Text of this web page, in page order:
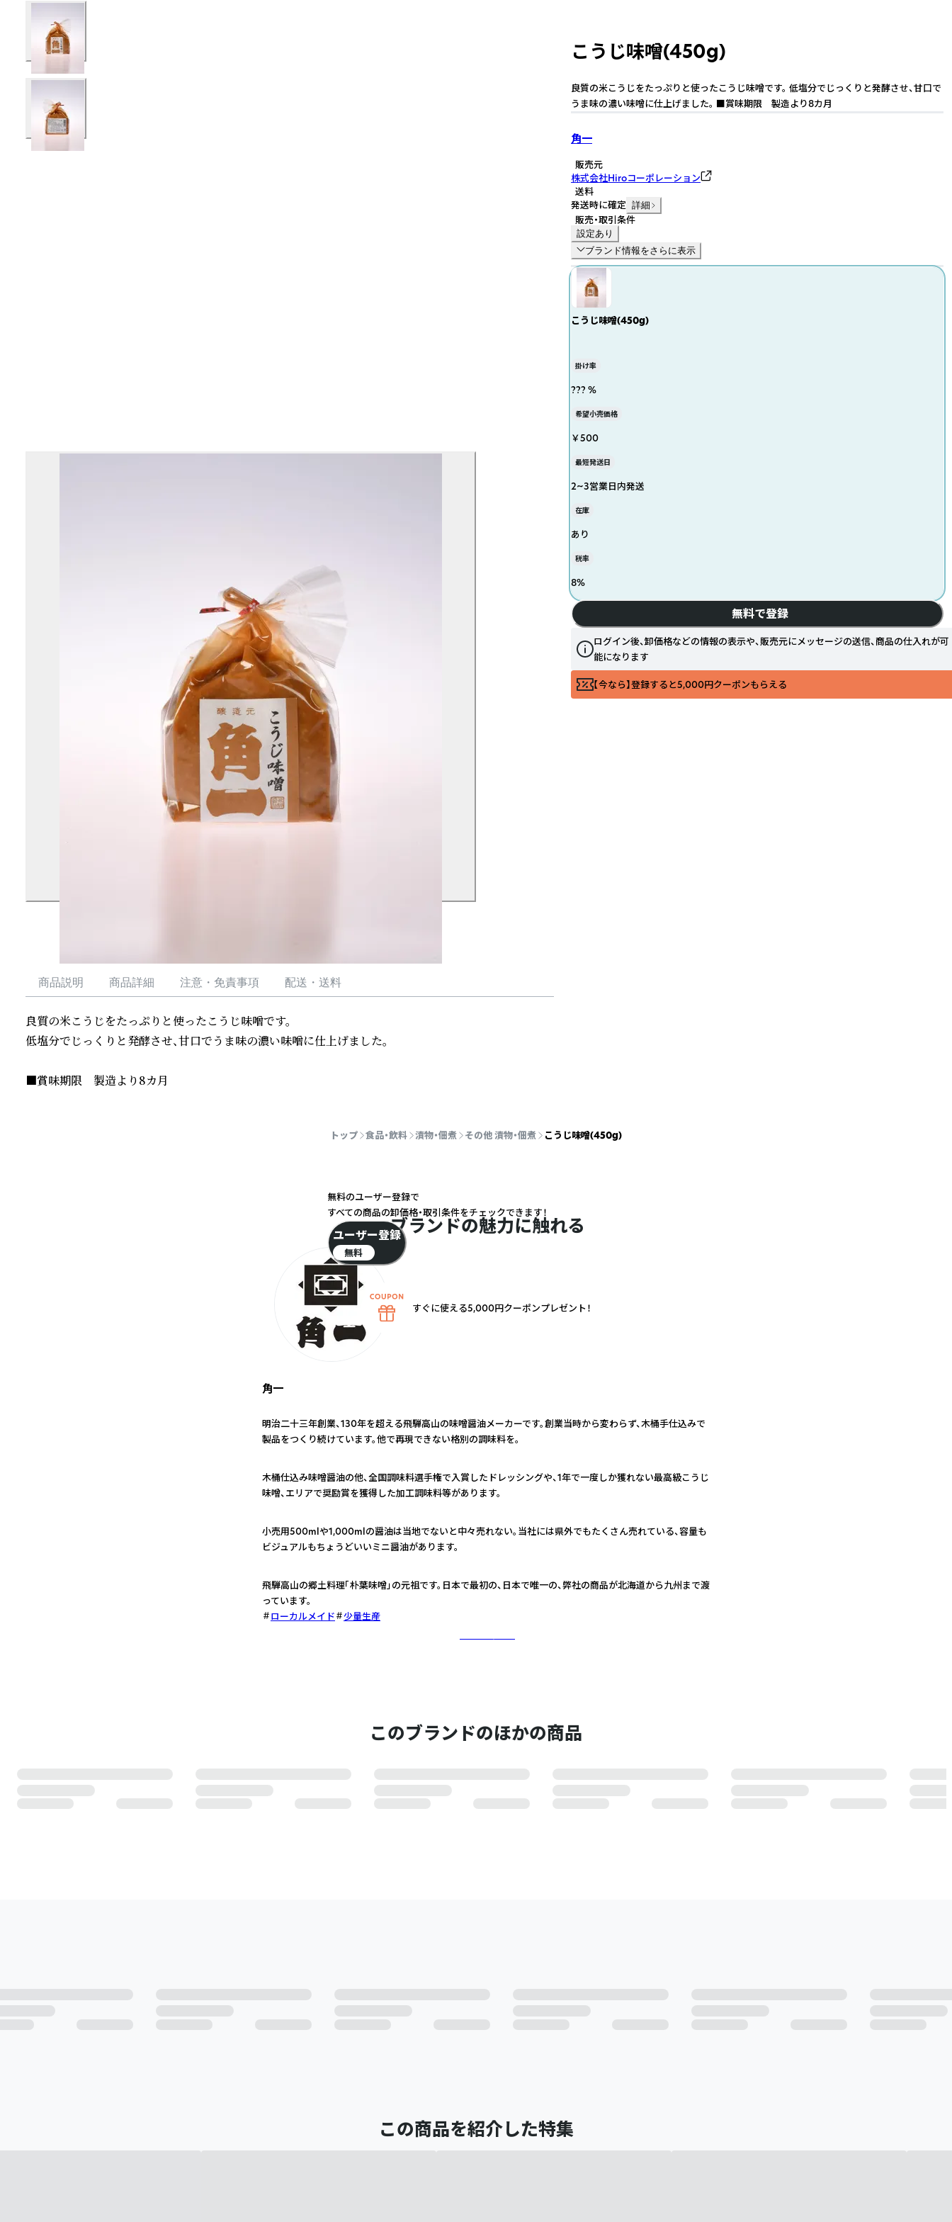
商品説明 商品詳細 注意・免責事項 配送・送料
良質の米こうじをたっぷりと使ったこうじ味噌です。
低塩分でじっくりと発酵させ、甘口でうま味の濃い味噌に仕上げました。
■賞味期限　製造より8カ月
こうじ味噌(450g)
良質の米こうじをたっぷりと使ったこうじ味噌です。 低塩分でじっくりと発酵させ、甘口で
うま味の濃い味噌に仕上げました。 ■賞味期限 製造より8カ月
角一
販売元
株式会社Hiroコーポレーション
送料
発送時に確定 詳細
販売・取引条件
設定あり
ブランド情報をさらに表示
こうじ味噌(450g)
掛け率
??? %
希望小売価格
￥500
最短発送日
2~3営業日内発送
在庫
あり
税率
8%
無料で登録
ログイン後、卸価格などの情報の表示や、販売元にメッセージの送信、商品の仕入れが可
能になります
【今なら】登録すると5,000円クーポンもらえる
トップ 食品・飲料 漬物・佃煮 その他 漬物・佃煮 こうじ味噌(450g)
ブランドの魅力に触れる
角一
明治二十三年創業、130年を超える飛騨高山の味噌醤油メーカーです。創業当時から変わらず、木桶手仕込みで
製品をつくり続けています。他で再現できない格別の調味料を。
木桶仕込み味噌醤油の他、全国調味料選手権で入賞したドレッシングや、1年で一度しか獲れない最高級こうじ
味噌、エリアで奨励賞を獲得した加工調味料等があります。
小売用500mlや1,000mlの醤油は当地でないと中々売れない。当社には県外でもたくさん売れている、容量も
ビジュアルもちょうどいいミニ醤油があります。
飛騨高山の郷土料理「朴葉味噌」の元祖です。日本で最初の、日本で唯一の、弊社の商品が北海道から九州まで渡
っています。
ローカルメイド
少量生産
このブランドのほかの商品
この商品を紹介した特集
無料のユーザー登録で
すべての商品の卸価格・取引条件をチェックできます！
ユーザー登録
無料
すぐに使える5,000円クーポンプレゼント！